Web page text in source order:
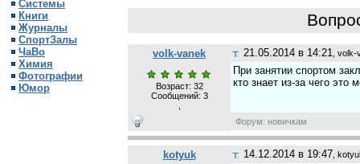
Системы
Книги
Журналы
СпортЗалы
ЧаВо
Химия
Фотографии
Юмор
volk-vanek 21.05.2014 в 14:21 ,
Возраст: 32
Сообщений: 3
При занятии спортом
кто знает из-за чего это
Форум: новичкам
kotyuk 14.12.2014 в 19:47 ,